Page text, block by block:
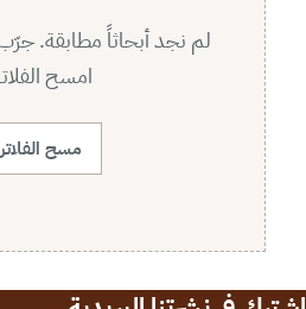
لم نجد أبحاثاً مطابقة.
امسح
مسح الفلاتر